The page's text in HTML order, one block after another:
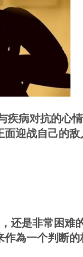
疾病对抗的心
迎战自己的敌
还是非常困难
為一个判断